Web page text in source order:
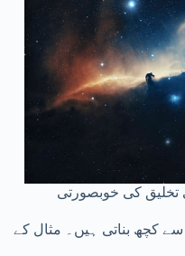
تخلیق کی خوبصورتی
کچھ بناتی ہیں۔ مثال کے